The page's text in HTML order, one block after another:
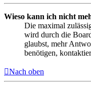
Wieso kann ich nicht
Die maximal
wird durch die
glaubst, mehr
benötigen,
Nach oben